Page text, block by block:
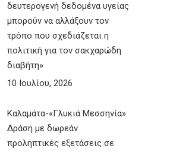
δευτερογενή δεδομένα υγείας
μπορούν να αλλάξουν τον
τρόπο που σχεδιάζεται η
πολιτική για τον σακχαρώδη
διαβήτη»
10 Ιουλίου, 2026
Καλαμάτα-«Γλυκιά Μεσσηνία»:
Δράση με δωρεάν
προληπτικές εξετάσεις σε